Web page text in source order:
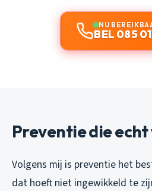
NU
BEL 085
Preventie die
Volgens mij is preventie het
dat hoeft niet ingewikkeld te